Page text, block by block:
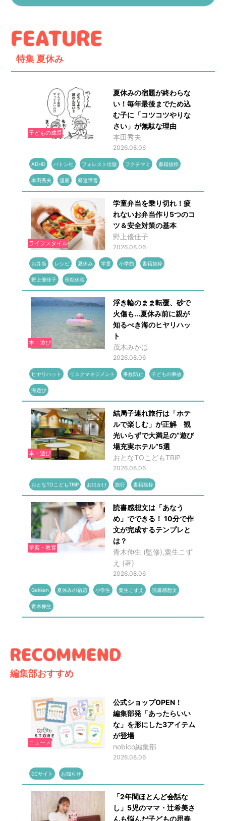
特集 夏休み
子どもの成長
夏休みの宿題が終わらな
い！毎年最後までため込
む子に「コツコツやりな
さい」が無駄な理由
本田秀夫
2026.08.06
ADHD バトン社 フォレスト出版 フクチマミ 書籍抜粋
本田秀夫 漫画 発達障害
ライフスタイル
学童弁当を乗り切れ！疲
れないお弁当作り5つのコ
ツ＆安全対策の基本
野上優佳子
2026.08.06
お弁当 レシピ 夏休み 学童 小学館 書籍抜粋
野上優佳子 長期休暇
本・遊び
浮き輪のまま転覆、砂で
火傷も...夏休み前に親が
知るべき海のヒヤリハッ
ト
茂木みかほ
2026.08.06
ヒヤリハット リスクマネジメント 事故防止 子どもの事故
海遊び
本・遊び
結局子連れ旅行は「ホテ
ルで楽しむ」が正解 観
光いらずで大満足の“遊び
場充実ホテル”5選
おとなTOこどもTRiP
2026.08.06
おとなTOこどもTRiP お出かけ 旅行 書籍抜粋
学習・教育
読書感想文は「あなう
め」でできる！ 10分で作
文が完成するテンプレと
は？
青木伸生 (監修),粟生こず
え (著)
2026.08.06
Gakken 夏休みの宿題 小学生 粟生こずえ 読書感想文
青木伸生
編集部おすすめ
ニュース
公式ショップOPEN！
編集部発「あったらいい
な」を形にした3アイテム
が登場
nobico編集部
2026.08.06
ECサイト お知らせ
「2年間ほとんど会話な
し」5児のママ・辻希美さ
んも悩んだ子どもの思春